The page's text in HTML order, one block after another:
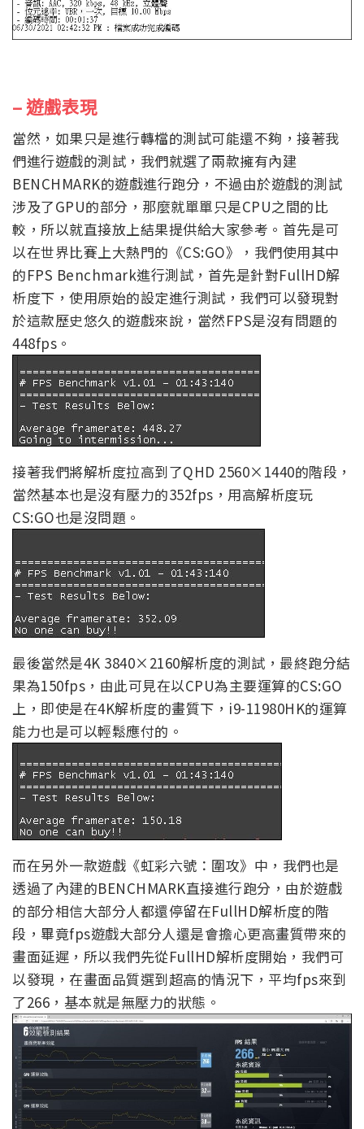
–遊戲表現
當然，如果只是進行轉檔的測試可能還不夠，接著我
們進行遊戲的測試，我們就選了兩款擁有內建
BENCHMARK的遊戲進行跑分，不過由於遊戲的測試
涉及了GPU的部分，那麼就單單只是CPU之間的比
較，所以就直接放上結果提供給大家參考。首先是可
以在世界比賽上大熱門的《CS:GO》，我們使用其中
的FPS Benchmark進行測試，首先是針對FullHD解
析度下，使用原始的設定進行測試，我們可以發現對
於這款歷史悠久的遊戲來說，當然FPS是沒有問題的
448fps。
接著我們將解析度拉高到了QHD 2560×1440的階段，
當然基本也是沒有壓力的352fps，用高解析度玩
CS:GO也是沒問題。
最後當然是4K 3840×2160解析度的測試，最終跑分結
果為150fps，由此可見在以CPU為主要運算的CS:GO
上，即使是在4K解析度的畫質下，i9-11980HK的運算
能力也是可以輕鬆應付的。
而在另外一款遊戲《虹彩六號：圍攻》中，我們也是
透過了內建的BENCHMARK直接進行跑分，由於遊戲
的部分相信大部分人都還停留在FullHD解析度的階
段，畢竟fps遊戲大部分人還是會擔心更高畫質帶來的
畫面延遲，所以我們先從FullHD解析度開始，我們可
以發現，在畫面品質選到超高的情況下，平均fps來到
了266，基本就是無壓力的狀態。